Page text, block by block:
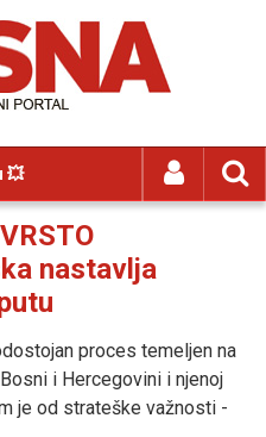
💥
nastavlja
proces temeljen na
i Hercegovini i njenoj
je od strateške važnosti -